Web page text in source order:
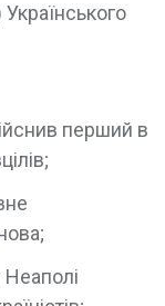
перший в
Неаполі